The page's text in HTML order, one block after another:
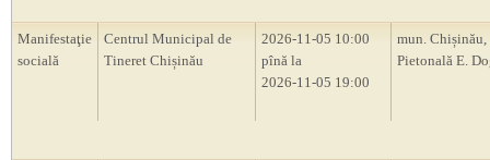
Manifestaţie
socială
Centrul Municipal de
Tineret Chișinău
2026-11-05 10:00
pînă la
2026-11-05 19:00
mun. Chișinău,
Pietonală E.